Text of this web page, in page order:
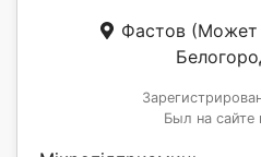
Фастов (Может
Был на сайте